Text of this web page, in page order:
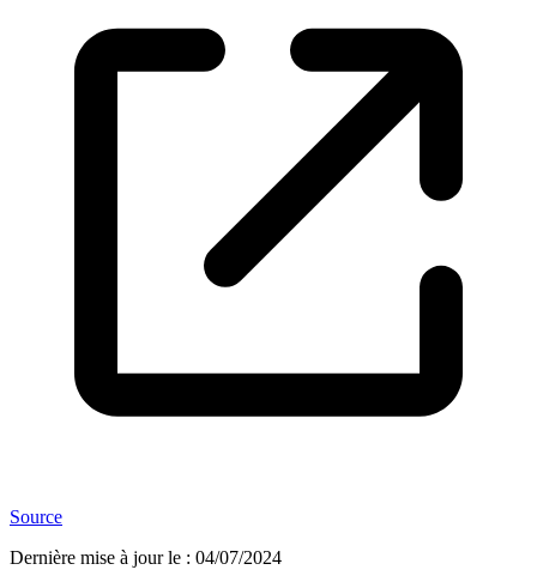
Source
Dernière mise à jour le : 04/07/2024